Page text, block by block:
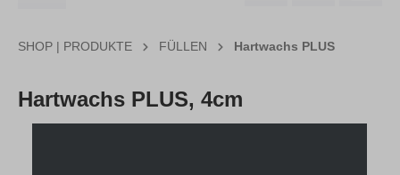
SHOP | PRODUKTE FÜLLEN Hartwachs PLUS
Hartwachs PLUS, 4cm